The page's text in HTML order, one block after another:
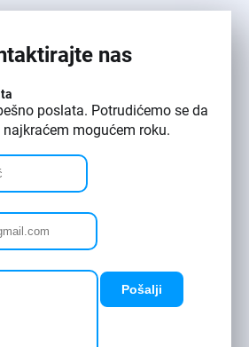
nas
poslata. Potrudićemo se da
mogućem roku.
Pošalji